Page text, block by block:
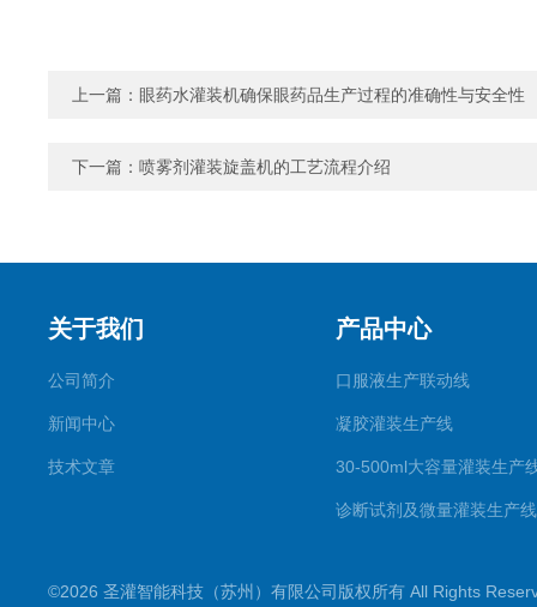
上一篇： 眼药水灌装机确保眼药品生产过程的准确性与安全性
下一篇： 喷雾剂灌装旋盖机的工艺流程介绍
关于我们
公司简介
新闻中心
技术文章
产品中心
口服液生产联动线
凝胶灌装生产线
30-500ml大容量灌装生产
诊断试剂及微量灌装生产线
喷雾剂生产线
©2026 圣灌智能科技（苏州）有限公司版权所有 All Rights